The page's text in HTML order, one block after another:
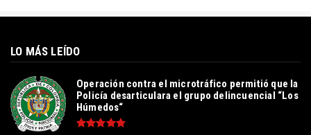
LO MÁS LEÍDO
Operación contra el microtráfico permitió que la
Policía desarticulara el grupo delincuencial “Los
Húmedos“